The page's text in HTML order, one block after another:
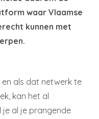
waar Vlaamse
kunnen met
en als dat netwerk te
kan het al
je al je prangende